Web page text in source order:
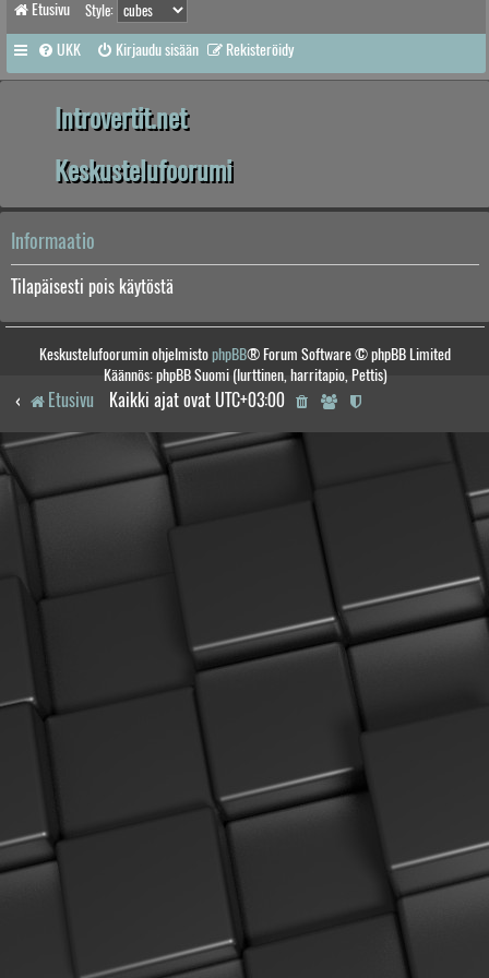
Etusivu Style:
UKK Kirjaudu sisään Rekisteröidy
Introvertit.net
Keskustelufoorumi
Informaatio
Tilapäisesti pois käytöstä
Keskustelufoorumin ohjelmistophpBB® Forum Software © phpBB Limited
Käännös: phpBB Suomi (lurttinen, harritapio, Pettis)
Etusivu Kaikki ajat ovat UTC+03:00